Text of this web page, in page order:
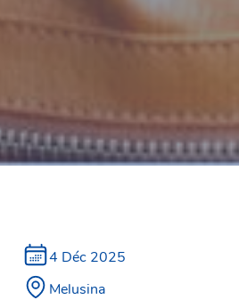
4 Déc 2025
Melusina